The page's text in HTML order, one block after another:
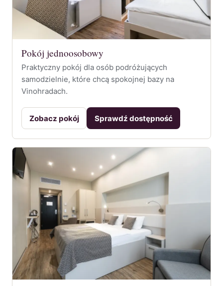
Pokój jednoosobowy
Praktyczny pokój dla osób podróżujących
samodzielnie, które chcą spokojnej bazy na
Vinohradach.
Zobacz pokój Sprawdź dostępność